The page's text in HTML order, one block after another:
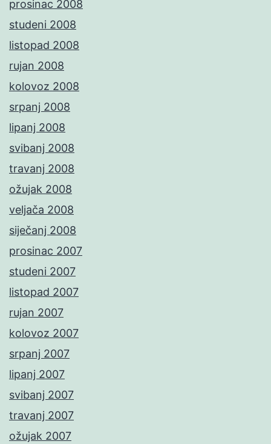
prosinac 2008
studeni 2008
listopad 2008
rujan 2008
kolovoz 2008
srpanj 2008
lipanj 2008
svibanj 2008
travanj 2008
ožujak 2008
veljača 2008
siječanj 2008
prosinac 2007
studeni 2007
listopad 2007
rujan 2007
kolovoz 2007
srpanj 2007
lipanj 2007
svibanj 2007
travanj 2007
ožujak 2007